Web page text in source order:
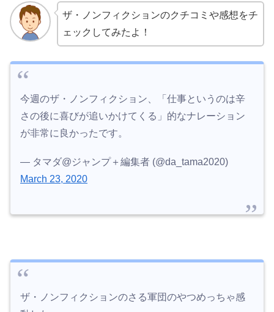
ザ・ノンフィクションのクチコミや感想をチ
ェックしてみたよ！
今週のザ・ノンフィクション、「仕事というのは辛
さの後に喜びが追いかけてくる」的なナレーション
が非常に良かったです。
— タマダ@ジャンプ＋編集者 (@da_tama2020)
March 23, 2020
ザ・ノンフィクションのさる軍団のやつめっちゃ感